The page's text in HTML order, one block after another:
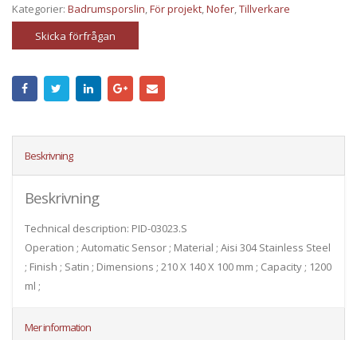
Kategorier: Badrumsporslin,För projekt,Nofer,Tillverkare
Skicka förfrågan
Beskrivning
Beskrivning
Technical description: PID-03023.S
Operation ; Automatic Sensor ; Material ; Aisi 304 Stainless Steel
; Finish ; Satin ; Dimensions ; 210 X 140 X 100 mm ; Capacity ; 1200
ml ;
Mer information